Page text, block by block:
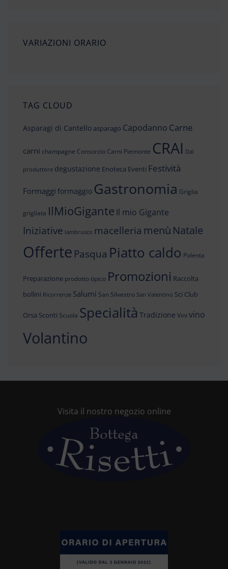
VARIAZIONI ORARIO
TAG CLOUD
Asparagi di Cantello asparago Capodanno Carne
carni champagne Consorzio Carni Piemonte CRAI Dal
produttore degustazione Enoteca Eventi Festività
Formaggi formaggio Gastronomia Griglia
grigliata IlMioGigante Il mio Gigante
Iniziative lambrusco macelleria menù Natale
Offerte Pasqua Piatto caldo Polenta
Preparazione prodotto tipico Promozioni Raccolta
bollini Ricorrenze Salumi San Silvestro San Valentino Sci Club
Orsa Sconti Scuola Specialità Tradizione Vini vino
Volantino
Visita il nostro negozio online